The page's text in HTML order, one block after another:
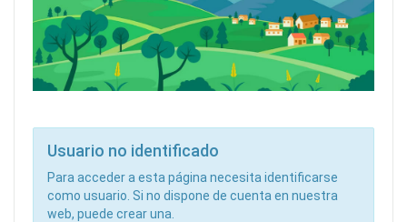
Usuario no identificado
Para acceder a esta página necesita identificarse
como usuario. Si no dispone de cuenta en nuestra
web, puede crear una.